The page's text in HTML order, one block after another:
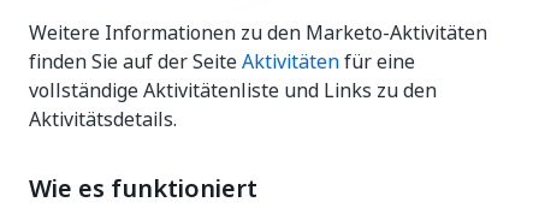
Weitere Informationen zu den Marketo-Aktivitäten
finden Sie auf der SeiteAktivitätenfür eine
vollständige Aktivitätenliste und Links zu den
Aktivitätsdetails.
Wie es funktioniert